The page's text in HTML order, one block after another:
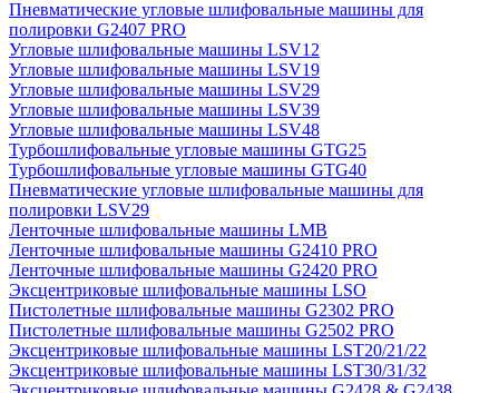
Пневматические угловые шлифовальные машины для
полировки G2407 PRO
Угловые шлифовальные машины LSV12
Угловые шлифовальные машины LSV19
Угловые шлифовальные машины LSV29
Угловые шлифовальные машины LSV39
Угловые шлифовальные машины LSV48
Турбошлифовальные угловые машины GTG25
Турбошлифовальные угловые машины GTG40
Пневматические угловые шлифовальные машины для
полировки LSV29
Ленточные шлифовальные машины LMB
Ленточные шлифовальные машины G2410 PRO
Ленточные шлифовальные машины G2420 PRO
Эксцентриковые шлифовальные машины LSO
Пистолетные шлифовальные машины G2302 PRO
Пистолетные шлифовальные машины G2502 PRO
Эксцентриковые шлифовальные машины LST20/21/22
Эксцентриковые шлифовальные машины LST30/31/32